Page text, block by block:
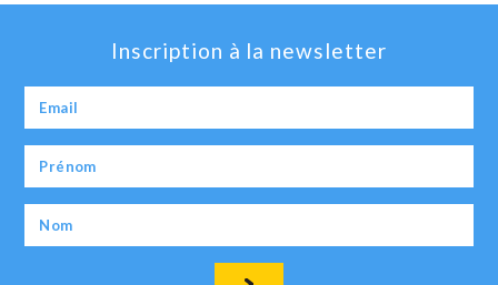
Inscription à la newsletter